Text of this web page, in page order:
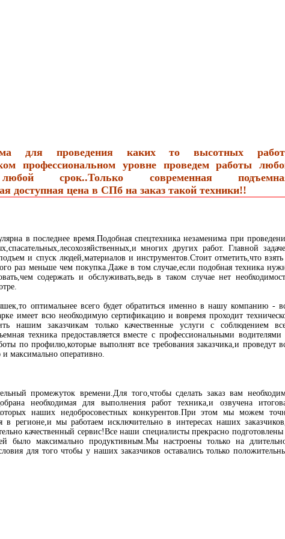
для проведения каких то высотных
профессиональном уровне проведем работы
срок..Только современная
доступная цена в СПб на заказ такой техники!!
в последнее время.Подобная спецтехника незаменима при
многих других работ. Главной
и спуск людей,материалов и инструментов.Стоит отметить,что взять
раз меньше чем покупка.Даже в том случае,если подобная техника
содержать и обслуживать,ведь в таком случае нет
оптимальнее всего будет обратиться именно в нашу компанию -
имеет всю необходимую сертификацию и вовремя проходит
нашим заказчикам только качественные услуги с соблюдением
техника предоставляется вместе с профессиональными водителями
по профилю,которые выполнят все требования заказчика,и проведут
максимально оперативно.
промежуток времени.Для того,чтобы сделать заказ вам
необходимая для выполнения работ техника,и озвучена
наших недобросовестных конкурентов.При этом мы можем
в регионе,и мы работаем исключительно в интересах наших
качественный сервис!Все наши специалисты прекрасно подготовлены
было максимально продуктивным.Мы настроены только на
для того чтобы у наших заказчиков оставались только